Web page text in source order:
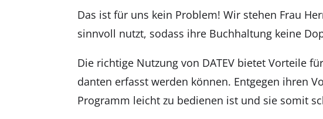
Das ist für uns kein Pro­blem! Wir ste­hen Frau
sinn­voll nutzt, sodass ihre Buch­hal­tung kei­ne
Die rich­ti­ge Nut­zung von DATEV bie­tet Vor­tei­le
dan­ten erfasst wer­den kön­nen. Ent­ge­gen ihren
Pro­gramm leicht zu bedie­nen ist und sie somit